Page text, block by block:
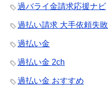
過バライ金請求応援ナビ
過払い請求 大手依頼失敗
過払い金
過払い金 2ch
過払い金 おすすめ